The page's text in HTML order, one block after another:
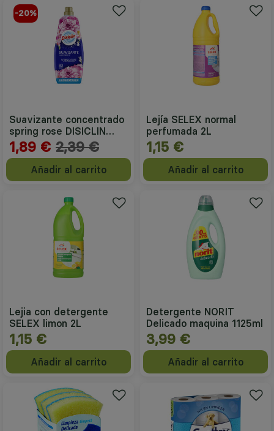
-20%
Suavizante concentrado
spring rose DISICLIN
80lavados
1,89 € 2,39 €
Añadir al carrito
Lejía SELEX normal
perfumada 2L
1,15 €
Añadir al carrito
Lejia con detergente
SELEX limon 2L
1,15 €
Añadir al carrito
Detergente NORIT
Delicado maquina 1125ml
3,99 €
Añadir al carrito